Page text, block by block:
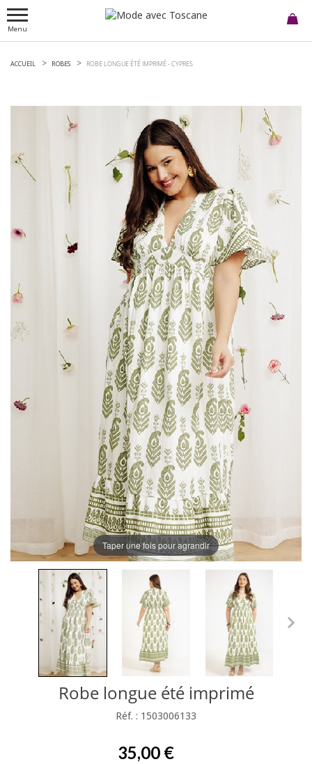
Menu
ACCUEIL ROBES ROBE LONGUE ÉTÉ IMPRIMÉ -CYPRES
Taper une fois pour agrandir
Robe longue été imprimé
Réf. : 1503006133
35,00 €